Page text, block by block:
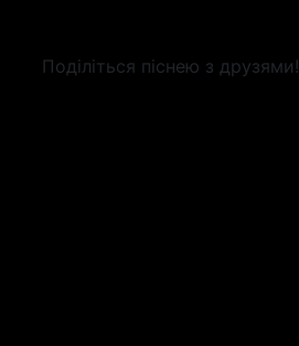
Поділіться піснею з друзями!